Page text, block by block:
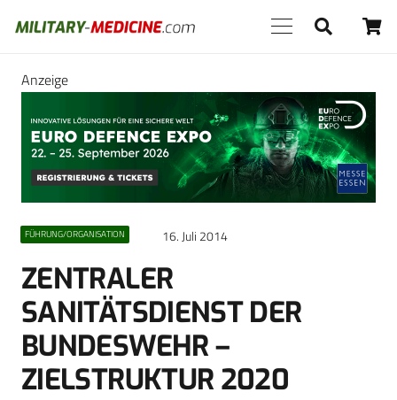
Anzeige
FÜHRUNG/ORGANISATION 16. Juli 2014
ZENTRALER
SANITÄTSDIENST DER
BUNDESWEHR –
ZIELSTRUKTUR 2020